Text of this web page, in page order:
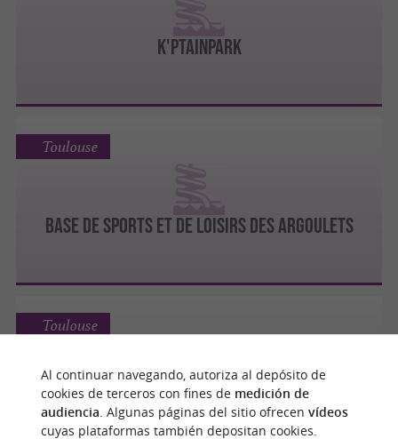
K'ptainpark
BASE DE SPORTS ET DE LOISIRS DES ARGOULETS
Toulouse
BASE DE SPORTS ET DE LOISIRS DE PECH DAVID
Toulouse
Al continuar navegando, autoriza al depósito de
cookies de terceros con fines de medición de
audiencia . Algunas páginas del sitio ofrecen vídeos
cuyas plataformas también depositan cookies.